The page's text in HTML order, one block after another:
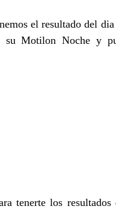
el resultado del
su Motilon Noche y
tenerte los